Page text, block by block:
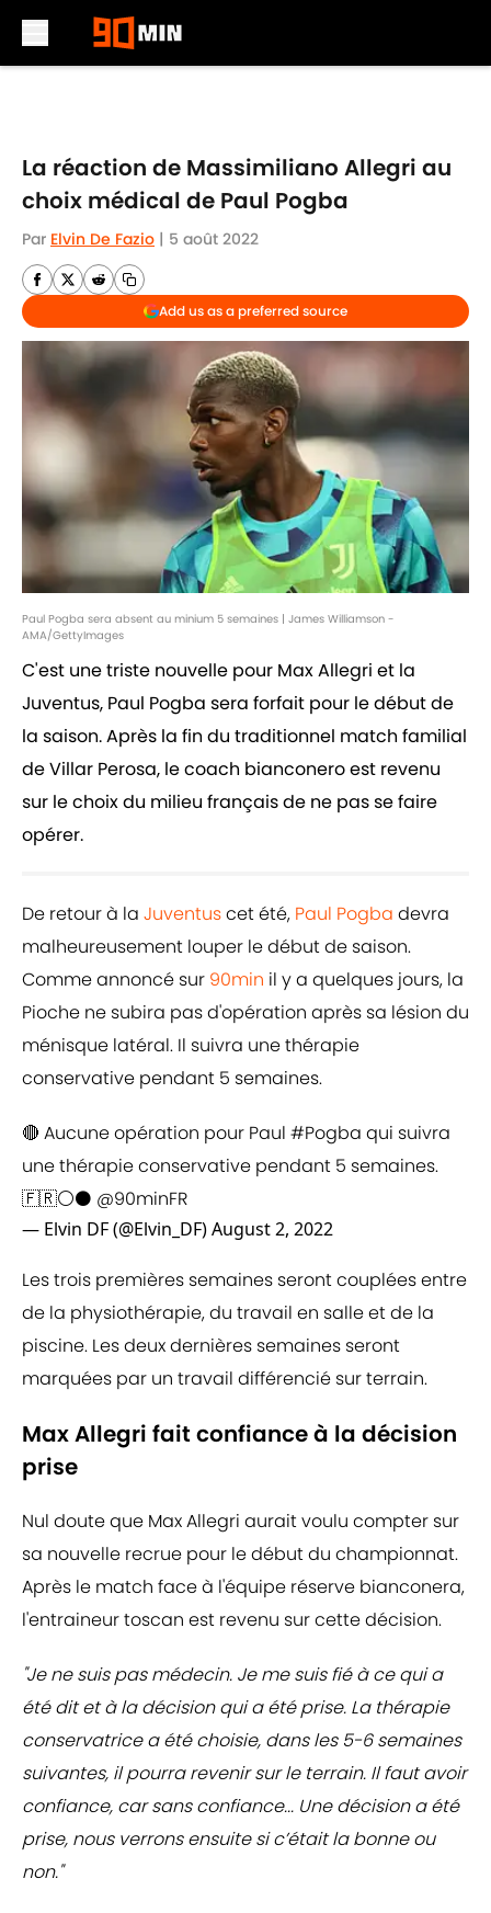
La réaction de Massimiliano Allegri au
choix médical de Paul Pogba
Par Elvin De Fazio | 5 août 2022
Add us as a preferred source
Paul Pogba sera absent au minium 5 semaines | James Williamson -
AMA/GettyImages
C'est une triste nouvelle pour Max Allegri et la
Juventus, Paul Pogba sera forfait pour le début de
la saison. Après la fin du traditionnel match familial
de Villar Perosa, le coach bianconero est revenu
sur le choix du milieu français de ne pas se faire
opérer.
De retour à la Juventuscet été, Paul Pogba devra
malheureusement louper le début de saison.
Comme annoncé sur 90min il y a quelques jours, la
Pioche ne subira pas d'opération après sa lésion du
ménisque latéral. Il suivra une thérapie
conservative pendant 5 semaines.
🔴 Aucune opération pour Paul #Pogba qui suivra
une thérapie conservative pendant 5 semaines.
🇫🇷⚪⚫ @90minFR
— Elvin DF (@Elvin_DF)August 2, 2022
Les trois premières semaines seront couplées entre
de la physiothérapie, du travail en salle et de la
piscine. Les deux dernières semaines seront
marquées par un travail différencié sur terrain.
Max Allegri fait confiance à la décision
prise
Nul doute que Max Allegri aurait voulu compter sur
sa nouvelle recrue pour le début du championnat.
Après le match face à l'équipe réserve bianconera,
l'entraineur toscan est revenu sur cette décision.
"Je ne suis pas médecin. Je me suis fié à ce qui a
été dit et à la décision qui a été prise. La thérapie
conservatrice a été choisie, dans les 5-6 semaines
suivantes, il pourra revenir sur le terrain. Il faut avoir
confiance, car sans confiance... Une décision a été
prise, nous verrons ensuite si c’était la bonne ou
non."